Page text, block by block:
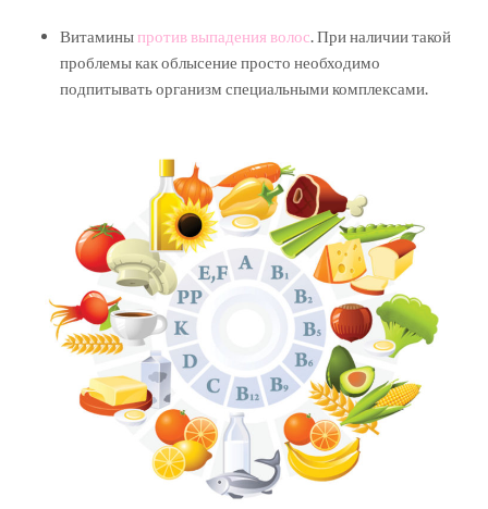
Витаминыпротив выпадения волос. При наличии такой
проблемы как облысение просто необходимо
подпитывать организм специальными комплексами.